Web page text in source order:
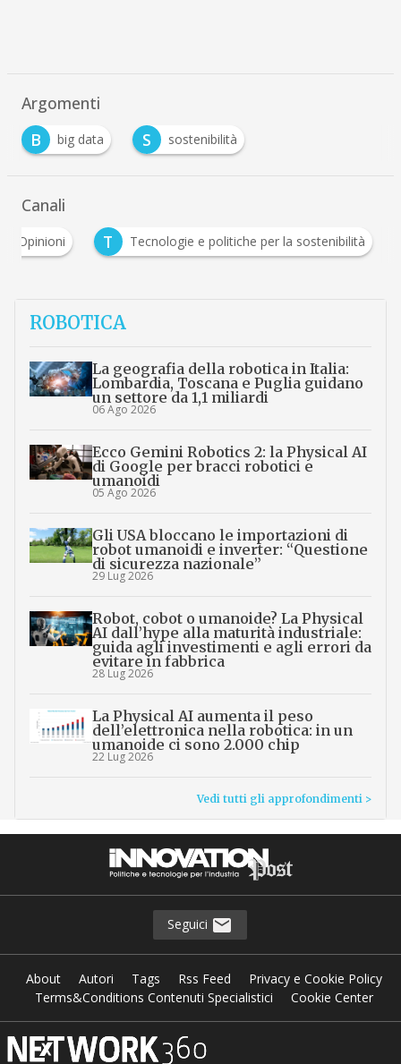
Argomenti
B
big data S sostenibilità
Canali
O
Opinioni T Tecnologie e politiche per la
ROBOTICA
La geografia della robotica in Italia:
Lombardia, Toscana e Puglia guidano
un settore da 1,1 miliardi
06 Ago 2026
Ecco Gemini Robotics 2: la Physical AI
di Google per bracci robotici e
umanoidi
05 Ago 2026
Gli USA bloccano le importazioni di
robot umanoidi e inverter: “Questione
di sicurezza nazionale”
29 Lug 2026
Robot, cobot o umanoide? La Physical
AI dall’hype alla maturità industriale:
guida agli investimenti e agli errori da
evitare in fabbrica
28 Lug 2026
La Physical AI aumenta il peso
dell’elettronica nella robotica: in un
umanoide ci sono 2.000 chip
22 Lug 2026
Vedi tutti gli approfondimenti >
Seguici
About Autori Tags Rss Feed
Privacy e Cookie Policy
Terms&Conditions Contenuti Specialistici
Cookie Center